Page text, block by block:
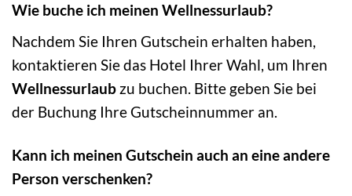
Wie buche ich meinen Wellnessurlaub?
Nachdem Sie Ihren Gutschein erhalten haben,
kontaktieren Sie das Hotel Ihrer Wahl, um Ihren
Wellnessurlaub zu buchen. Bitte geben Sie bei
der Buchung Ihre Gutscheinnummer an.
Kann ich meinen Gutschein auch an eine andere
Person verschenken?